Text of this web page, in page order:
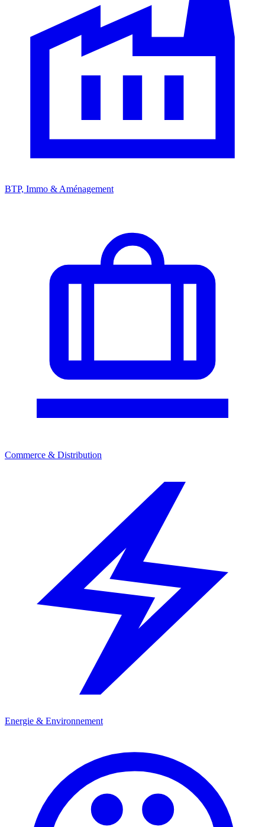
BTP, Immo & Aménagement
Commerce & Distribution
Energie & Environnement